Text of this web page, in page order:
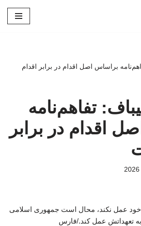
براساس اصل اقدام در برابر اقدام
تفاهم‌نامه
اقدام در برابر
خود عمل نکند، محال است جمهوری اسلامی
به تعهداتش عمل کند./فارس